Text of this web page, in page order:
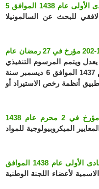
قرار مؤرخ في 8 جمادى الأولى عام 1438 الموافق 5
للبحث عن السالمونيلا
مرسوم تنفيذي رقم 17-202 مؤرخ في 27 رمضان عام
يعدل ويتمم المرسوم التنفيذي
رقم 15-306 مؤرخ في 24 صفر عام 1437 الموافق 6 ديسمبر سنة
أنظمة رخص الاستيراد أو
قرار وزاري مشترك مؤرخ في 2 محرم عام 1438
الميكروبيولوجية للمواد
قرار مؤرخ في 24 جمادى الأولى عام 1438 الموافق
لأعضاء اللجنة الوطنية